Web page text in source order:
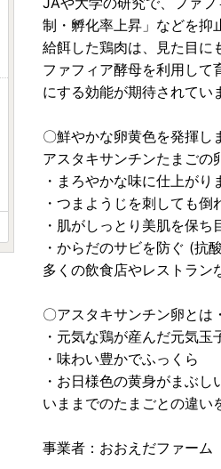
制・孵化率上昇」などを抑
給餌した鶏肉は、見た目に
ファフィア酵母を利用して
にする効能が期待されてい
〇鮮やかな卵黄色を発揮し
アスタキサンチンたまごの
・まろやかな味に仕上がり
・つまようじを刺しても倒
・肌がしっとり美肌を保
・からだのサビを防ぐ (抗
多くの飲食店やレストラン
〇アスタキサンチン卵とは
・元気な鶏が産んだ元気玉
・味わい豊かでふっくら
・お日様色の黄身がまぶし
いままでのたまごとの違い
事業者：おおえだファーム